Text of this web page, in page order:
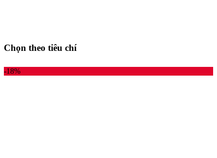
Chọn theo tiêu chí
-18%